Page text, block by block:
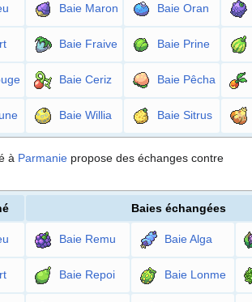
Baie Maron Baie Oran
Baie Fraive Baie Prine
Baie Ceriz Baie Pêcha
Baie Willia Baie Sitrus
à Parmanie propose des échanges contre
Baies échangées
Baie Remu Baie Alga
Baie Repoi Baie Lonme